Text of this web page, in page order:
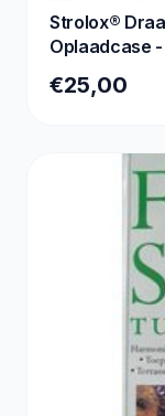
Strolox®
Oplaadcase
Plug & Play
€25,00